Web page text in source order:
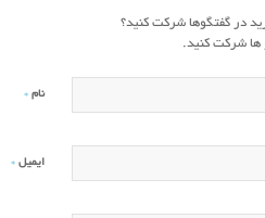
در گفتگوها شرکت کنید؟
ها شرکت کنید.
نام *
ایمیل *